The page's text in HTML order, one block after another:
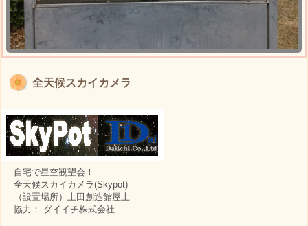
全天候スカイカメラ
自宅で星空観望会！
全天候スカイカメラ(Skypot)
（設置場所）上田創造館屋上
協力： ダイイチ株式会社